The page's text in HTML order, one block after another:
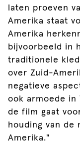
laten proeven
Amerika staat
Amerika
bijvoorbeeld in
traditionele
over Zuid-
negatieve
ook armoede in
de film gaat
houding van de
Amerika."